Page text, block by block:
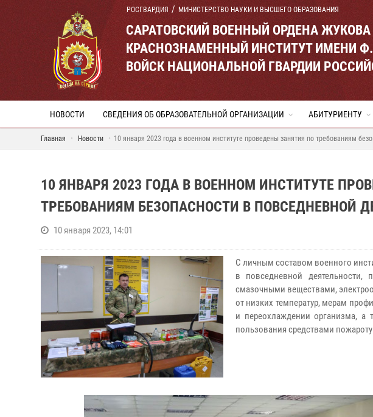
РОСГВАРДИЯ МИНИСТЕРСТВО НАУКИ И ВЫСШЕГО ОБРАЗОВАНИЯ
САРАТОВСКИЙ ВОЕННЫЙ ОРДЕНА ЖУКОВА
КРАСНОЗНАМЕННЫЙ ИНСТИТУТ ИМЕНИ
ВОЙСК НАЦИОНАЛЬНОЙ ГВАРДИИ
НОВОСТИ СВЕДЕНИЯ ОБ ОБРАЗОВАТЕЛЬНОЙ ОРГАНИЗАЦИИ АБИТУРИЕНТУ
Главная Новости 10 января 2023 года в военном институте проведены занятия по требованиям
10 ЯНВАРЯ 2023 ГОДА В ВОЕННОМ ИНСТИТУТЕ
ТРЕБОВАНИЯМ БЕЗОПАСНОСТИ В ПОВСЕДНЕВНОЙ
10 января 2023, 14:01
С личным составом военного
в повседневной
смазочными веществами,
от низких температур, мерам
и переохлаждении организма, а
пользования средствами